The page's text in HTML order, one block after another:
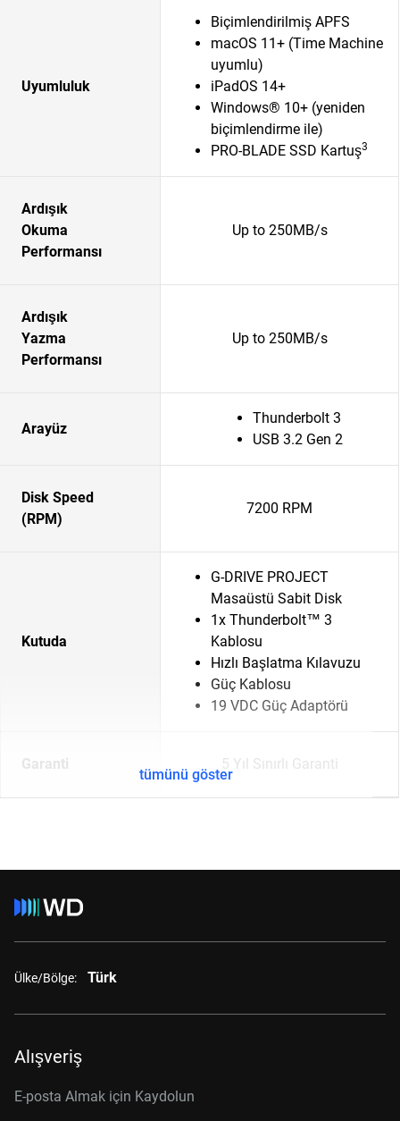
Uyumluluk
Biçimlendirilmiş APFS
macOS 11+ (Time Machine
uyumlu)
iPadOS 14+
Windows® 10+ (yeniden
biçimlendirme ile)
PRO-BLADE SSD Kartuş3
Ardışık
Okuma
Performansı
Up to 250MB/s
Ardışık
Yazma
Performansı
Up to 250MB/s
Arayüz
Thunderbolt 3
USB 3.2 Gen 2
Disk Speed
(RPM)
7200 RPM
Kutuda
G-DRIVE PROJECT
Masaüstü Sabit Disk
1x Thunderbolt™ 3
Kablosu
Hızlı Başlatma Kılavuzu
Güç Kablosu
19 VDC Güç Adaptörü
Garanti 5 Yıl Sınırlı Garanti
tümünü göster
Ülke/Bölge: Türk
Alışveriş
E-posta Almak için Kaydolun